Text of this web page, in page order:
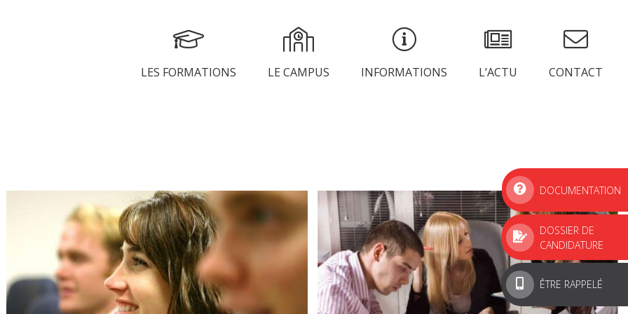
LES FORMATIONS LE CAMPUS INFORMATIONS L’ACTU CONTACT
DOCUMENTATION
DOSSIER DE
CANDIDATURE
ÊTRE RAPPELÉ